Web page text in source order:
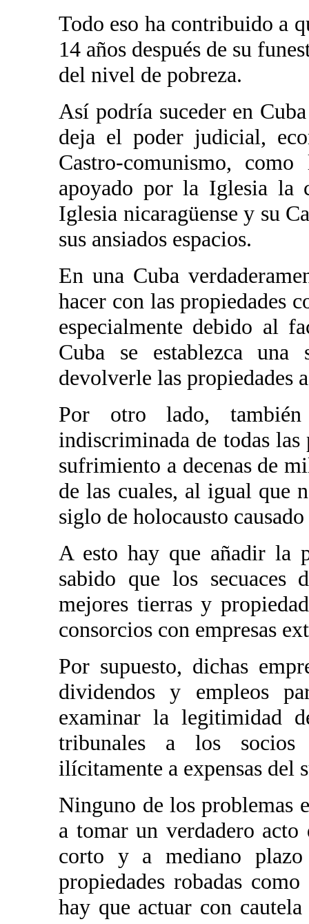
Todo eso ha contribuido a
14 años después de su
del nivel de pobreza.
Así podría suceder en
deja el poder judicial,
Castro-comunismo,
apoyado por la Iglesia la
Iglesia nicaragüense y su
sus ansiados espacios.
En una Cuba
hacer con las propiedades
especialmente debido al
Cuba se establezca una
devolverle las propiedades
Por otro lado,
indiscriminada de todas las
sufrimiento a decenas de
de las cuales, al igual que
siglo de holocausto
A esto hay que añadir la
sabido que los secuaces
mejores tierras y
consorcios con empresas
Por supuesto, dichas
dividendos y empleos
examinar la legitimidad
tribunales a los socios
ilícitamente a expensas del
Ninguno de los problemas
a tomar un verdadero acto
corto y a mediano
propiedades robadas
hay que actuar con